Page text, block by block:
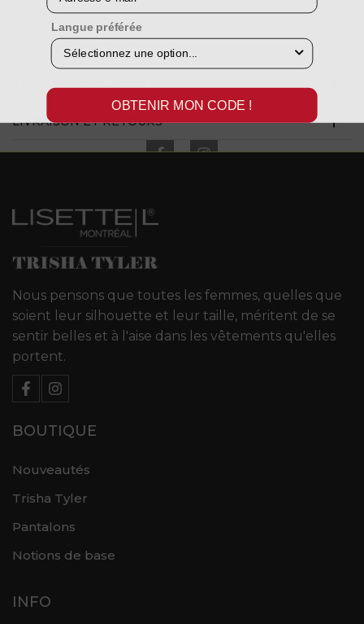
À PROPOS
COMPOSITION DU TISSU
TROUVEZ VOTRE TAILLE
LIVRAISON ET RETOURS
Nous pensons que toutes les femmes, quelles que
soient leur silhouette et leur taille, méritent de se
sentir belles et à l'aise dans les vêtements qu'elles
portent.
BOUTIQUE
Nouveautés
Trisha Tyler
Pantalons
Notions de base
INFO
Langue préférée
OBTENIR MON CODE !